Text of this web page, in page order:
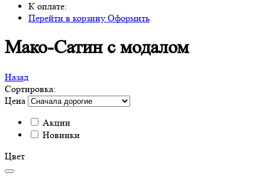
К оплате:
Перейти в корзину Оформить
Мако-Сатин с модалом
Назад
Сортировка:
Цена
Акции
Новинки
Цвет